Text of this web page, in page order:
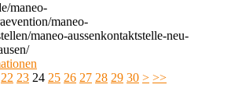
maneo-
maneo-
maneo-aussenkontaktstelle-neu-
22 23 24 25 26 27 28 29 30 > >>